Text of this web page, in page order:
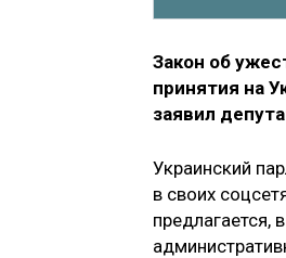
Закон об
принятия на
заявил
Украинский
в своих
предлагается,